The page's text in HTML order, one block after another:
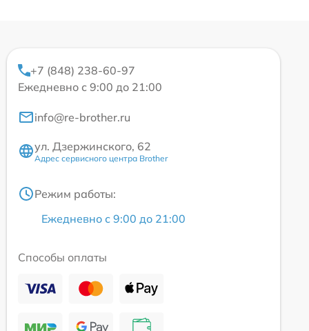
+7 (848) 238-60-97
Ежедневно с 9:00 до 21:00
info@re-brother.ru
ул. Дзержинского, 62
Адрес сервисного центра Brother
Режим работы:
Ежедневно с 9:00 до 21:00
Способы оплаты